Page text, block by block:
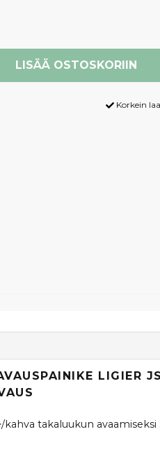
LISÄÄ OSTOSKORIIN
Korkein
LIGIER
takaluukun avaamiseksi